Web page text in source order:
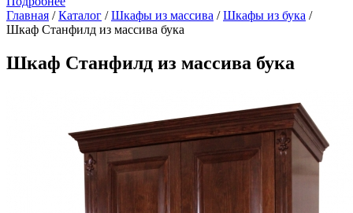
Главная /Каталог /Шкафы из массива /Шкафы из бука /
Шкаф Станфилд из массива бука
Шкаф Станфилд из массива бука